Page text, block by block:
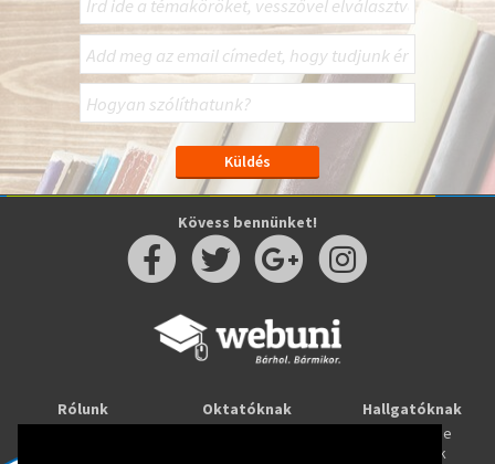
Kövess bennünket!
Rólunk
Oktatóknak
Hallgatóknak
Tanulj online
Képzések